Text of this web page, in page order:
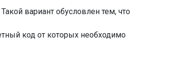
вариант обусловлен тем, что
код от которых необходимо